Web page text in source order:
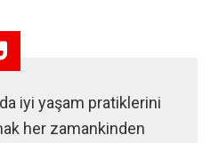
iyi yaşam pratiklerini
her zamankinden